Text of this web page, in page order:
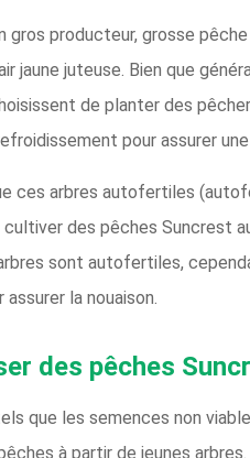
gros producteur, grosse
jaune juteuse. Bien que
de planter des
pour assurer
ces arbres autofertiles
des pêches Suncrest
sont autofertiles,
la nouaison.
des pêches
que les semences non
à partir de jeunes